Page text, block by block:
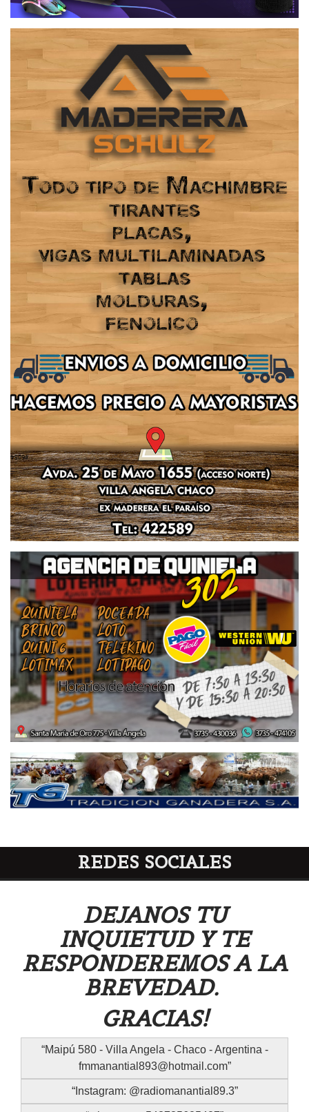
REDES SOCIALES
DEJANOS TU
INQUIETUD Y TE
RESPONDEREMOS A LA
BREVEDAD.
GRACIAS!
Maipú 580 - Villa Angela - Chaco - Argentina -
fmmanantial893@hotmail.com
Instagram: @radiomanantial89.3